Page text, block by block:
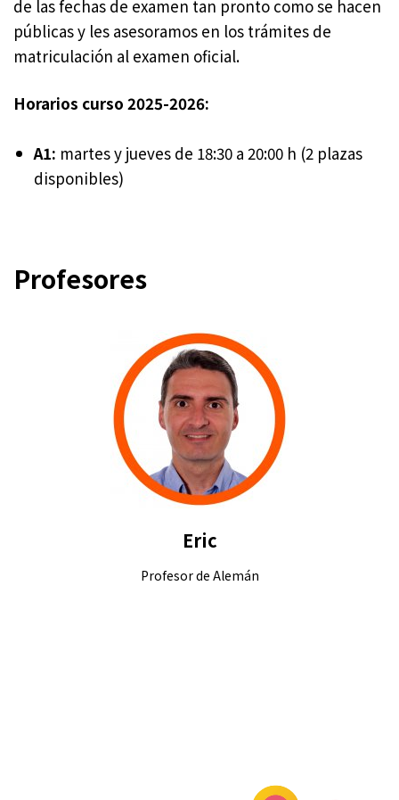
de las fechas de examen tan pronto como se hacen
públicas y les asesoramos en los trámites de
matriculación al examen oficial.
Horarios curso 2025-2026:
A1: martes y jueves de 18:30 a 20:00 h (2 plazas
disponibles)
Profesores
Eric
Profesor de Alemán